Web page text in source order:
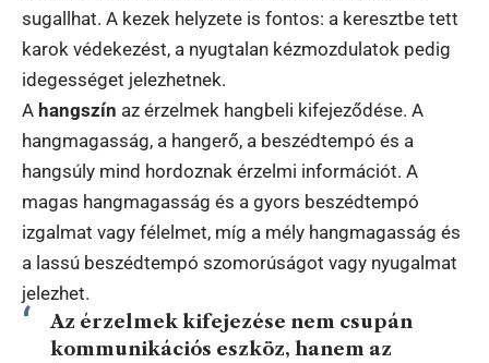
sugallhat. A kezek helyzete is fontos: a keresztbe tett
karok védekezést, a nyugtalan kézmozdulatok pedig
idegességet jelezhetnek.
A hangszín az érzelmek hangbeli kifejeződése. A
hangmagasság, a hangerő, a beszédtempó és a
hangsúly mind hordoznak érzelmi információt. A
magas hangmagasság és a gyors beszédtempó
izgalmat vagy félelmet, míg a mély hangmagasság és
a lassú beszédtempó szomorúságot vagy nyugalmat
jelezhet.
Az érzelmek kifejezése nem csupán
kommunikációs eszköz, hanem az